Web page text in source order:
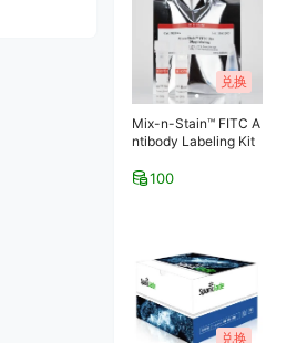
兑换
Mix-n-Stain™ FITC A
ntibody Labeling Kit
100
兑换